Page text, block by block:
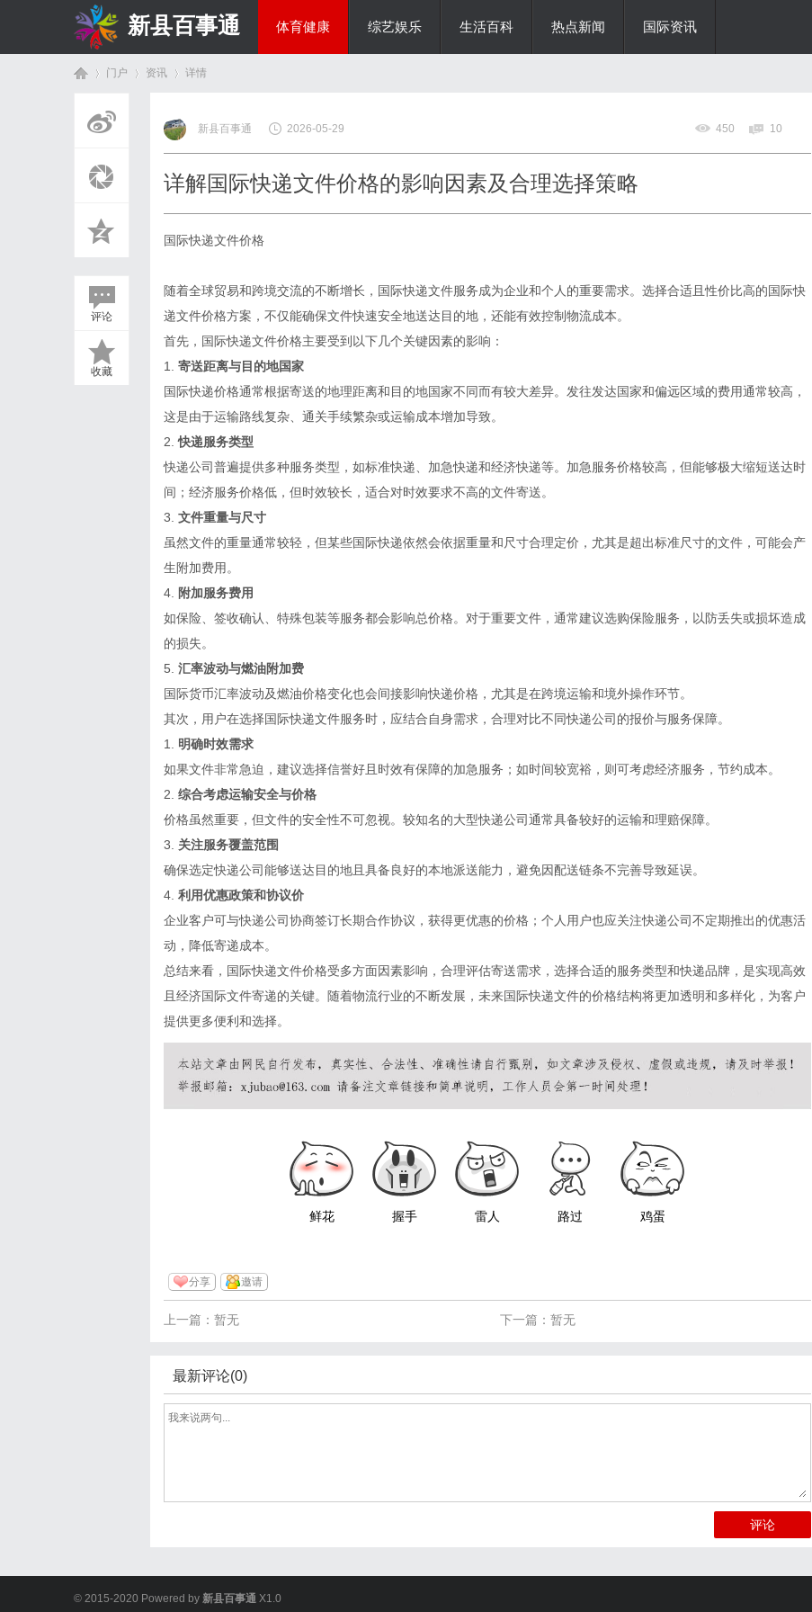
新县百事通 体育健康 综艺娱乐 生活百科 热点新闻 国际资讯
门户 资讯
›
详情
评论
收藏
新县百事通 2026-05-29 450 10
详解国际快递文件价格的影响因素及合理选择策略
国际快递文件价格
随着全球贸易和跨境交流的不断增长，国际快递文件服务成为企业和个人的重要需求。选择合适且性价比高的国际快
递文件价格方案，不仅能确保文件快速安全地送达目的地，还能有效控制物流成本。
首先，国际快递文件价格主要受到以下几个关键因素的影响：
1. 寄送距离与目的地国家
国际快递价格通常根据寄送的地理距离和目的地国家不同而有较大差异。发往发达国家和偏远区域的费用通常较高，
这是由于运输路线复杂、通关手续繁杂或运输成本增加导致。
2.快递服务类型
快递公司普遍提供多种服务类型，如标准快递、加急快递和经济快递等。加急服务价格较高，但能够极大缩短送达时
间；经济服务价格低，但时效较长，适合对时效要求不高的文件寄送。
3. 文件重量与尺寸
虽然文件的重量通常较轻，但某些国际快递依然会依据重量和尺寸合理定价，尤其是超出标准尺寸的文件，可能会产
生附加费用。
4.
附加服务费用
如保险、签收确认、特殊包装等服务都会影响总价格。对于重要文件，通常建议选购保险服务，以防丢失或损坏造成
的损失。
5. 汇率波动与燃油附加费
国际货币汇率波动及燃油价格变化也会间接影响快递价格，尤其是在跨境运输和境外操作环节。
其次，用户在选择国际快递文件服务时，应结合自身需求，合理对比不同快递公司的报价与服务保障。
1. 明确时效需求
如果文件非常急迫，建议选择信誉好且时效有保障的加急服务；如时间较宽裕，则可考虑经济服务，节约成本。
2. 综合考虑运输安全与价格
价格虽然重要，但文件的安全性不可忽视。较知名的大型快递公司通常具备较好的运输和理赔保障。
3. 关注服务覆盖范围
确保选定快递公司能够送达目的地且具备良好的本地派送能力，避免因配送链条不完善导致延误。
4. 利用优惠政策和协议价
企业客户可与快递公司协商签订长期合作协议，获得更优惠的价格；个人用户也应关注快递公司不定期推出的优惠活
动，降低寄递成本。
总结来看，国际快递文件价格受多方面因素影响，合理评估寄送需求，选择合适的服务类型和快递品牌，是实现高效
且经济国际文件寄递的关键。随着物流行业的不断发展，未来国际快递文件的价格结构将更加透明和多样化，为客户
提供更多便利和选择。
鲜花 握手 雷人 路过 鸡蛋
分享 邀请
下一篇：暂无
上一篇：暂无
最新评论(0)
评论
© 2015-2020 Powered by 新县百事通 X1.0